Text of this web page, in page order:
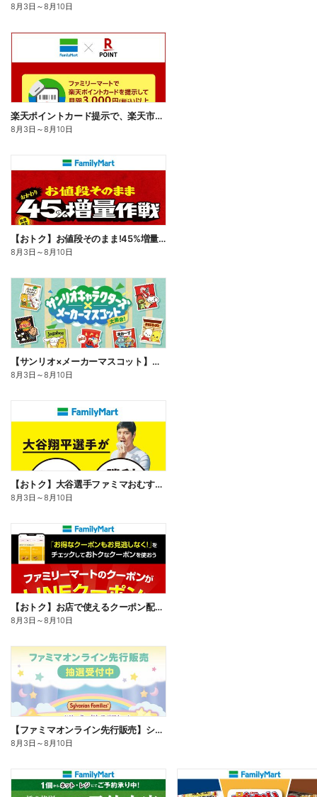
8月3日 ～8月10日
楽天ポイントカード提示で、楽天市場でのお買い物がおトクに!
8月3日 ～8月10日
【おトク】お値段そのまま!45%増量作戦!
8月3日 ～8月10日
【サンリオ×メーカーマスコット】オリジナルグッズ貰える!
8月3日 ～8月10日
【おトク】大谷選手ファミマおむすび割
8月3日 ～8月10日
【おトク】お店で使えるクーポン配信中
8月3日 ～8月10日
【ファミマオンライン先行販売】シルバニアファミリー
8月3日 ～8月10日